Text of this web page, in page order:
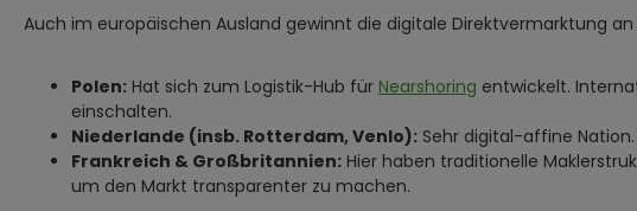
Auch im europäischen Ausland gewinnt die digitale Direktvermarktung an
Polen: Hat sich zum Logistik-Hub für Nearshoring entwickelt.
einschalten.
Niederlande (insb. Rotterdam, Venlo): Sehr digital-affine
Frankreich & Großbritannien: Hier haben traditionelle
um den Markt transparenter zu machen.